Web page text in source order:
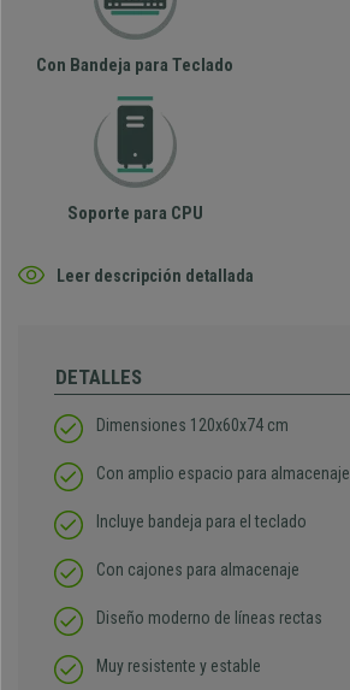
Con Bandeja para Teclado
Soporte para CPU
Leer descripción detallada
DETALLES
Dimensiones 120x60x74 cm
Con amplio espacio para almacenaje
Incluye bandeja para el teclado
Con cajones para almacenaje
Diseño moderno de líneas rectas
Muy resistente y estable